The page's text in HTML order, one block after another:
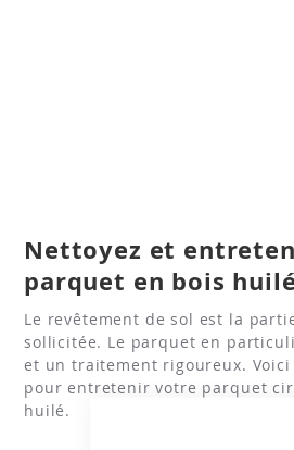
Nettoyez et
parquet en bois
Le revêtement de sol est la
sollicitée. Le parquet en
et un traitement rigoureux. Voici
pour entretenir votre parquet
huilé.